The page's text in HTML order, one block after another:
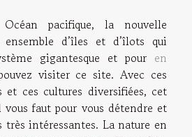
pacifique, la nouvelle
d’îles et d’îlots qui
gigantesque et pour en
visiter ce site. Avec ces
et ces cultures diversifiées, cet
faut pour vous détendre et
très intéressantes. La nature en